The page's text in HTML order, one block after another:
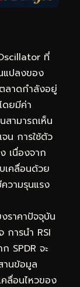
ที่
แปลงของ
ลาดกำลังอยู่
ดยมีค่า
สามารถเห็น
น การใช้ตัว
เนื่องจาก
เคลื่อนด้วย
วามรุนแรง
ราคาปัจจุบัน
การนำ RSI
SPDR จะ
านข้อมูล
คลื่อนไหวของ